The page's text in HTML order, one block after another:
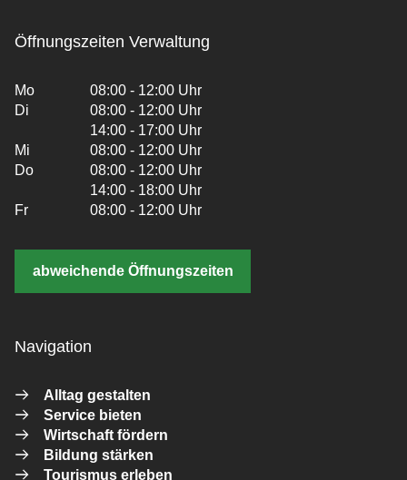
Öffnungszeiten Verwaltung
Mo
08:00 - 12:00 Uhr
Di
08:00 - 12:00 Uhr
14:00 - 17:00 Uhr
Mi
08:00 - 12:00 Uhr
Do
08:00 - 12:00 Uhr
14:00 - 18:00 Uhr
Fr
08:00 - 12:00 Uhr
abweichende Öffnungszeiten
Navigation
Alltag gestalten
Service bieten
Wirtschaft fördern
Bildung stärken
Tourismus erleben